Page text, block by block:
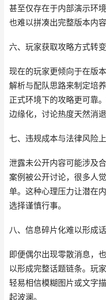
甚至仅存在于内部演示环
也难以拼凑出完整版本内
六、玩家获取攻略方式转变
现在的玩家更倾向于在版
解析与配队思路来制定培
正式环境下的攻略更可靠
边缘化，讨论热度天然消退
七、违规成本与法律风险
泄露未公开内容可能涉及
案例被公开讨论，很多人
单。这种心理压力让潜在
选择谨慎行事。
八、信息碎片化难以形成
即便偶尔出现零散消息，
以形成完整话题链条。玩
轻易相信模糊图片或文字
起波澜。